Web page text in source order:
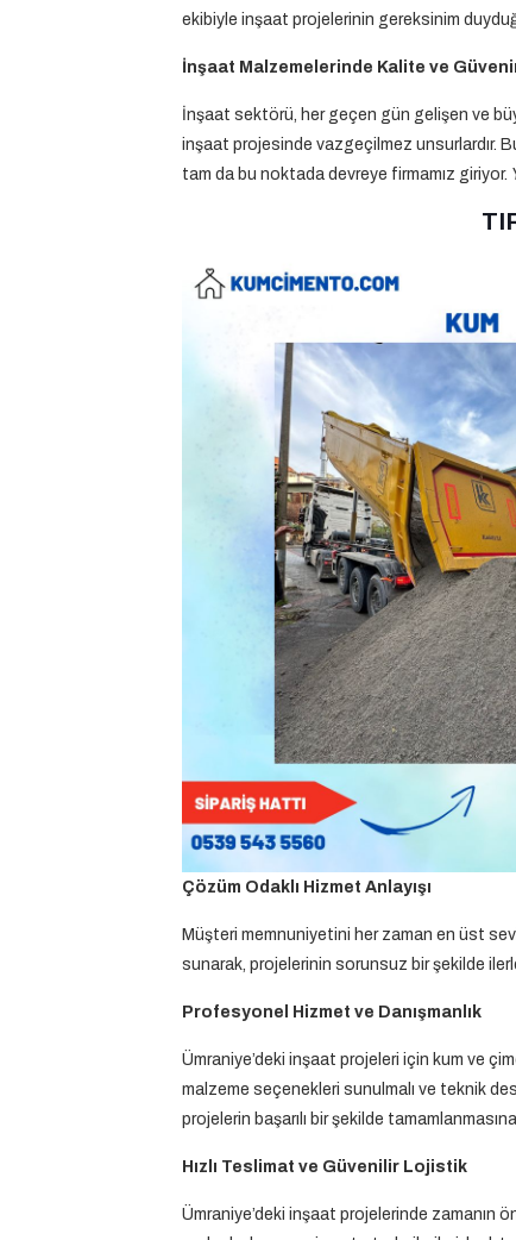
ekibiyle inşaat projelerinin gereksinim
İnşaat Malzemelerinde Kalite ve
İnşaat sektörü, her geçen gün gelişen ve
inşaat projesinde vazgeçilmez unsurlardır.
tam da bu noktada devreye firmamız giriyor.
Çözüm Odaklı Hizmet Anlayışı
Müşteri memnuniyetini her zaman en üst
sunarak, projelerinin sorunsuz bir şekilde
Profesyonel Hizmet ve Danışmanlık
Ümraniye’deki inşaat projeleri için kum ve
malzeme seçenekleri sunulmalı ve teknik
projelerin başarılı bir şekilde tamamlanmasına
Hızlı Teslimat ve Güvenilir Lojistik
Ümraniye’deki inşaat projelerinde zamanın